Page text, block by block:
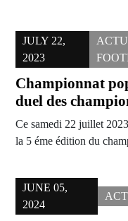
JULY 22,
2023
Championnat
duel des
Ce samedi 22 juillet
la 5 éme édition du
JUNE 05,
2024